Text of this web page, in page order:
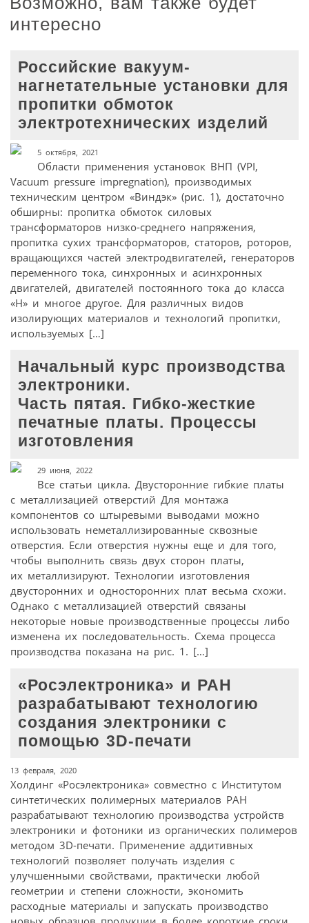
интересно
Российские вакуум-
нагнетательные установки для
пропитки обмоток
электротехнических изделий
5 октября, 2021
Области применения установок ВНП (VPI,
Vacuum pressure impregnation), производимых
техническим центром «Виндэк» (рис. 1), достаточно
обширны: пропитка обмоток силовых
трансформаторов низко-среднего напряжения,
пропитка сухих трансформаторов, статоров, роторов,
вращающихся частей электродвигателей, генераторов
переменного тока, синхронных и асинхронных
двигателей, двигателей постоянного тока до класса
«H» и многое другое. Для различных видов
изолирующих материалов и технологий пропитки,
используемых […]
Начальный курс производства
электроники.
Часть пятая. Гибко-жесткие
печатные платы. Процессы
изготовления
29 июня, 2022
Все статьи цикла. Двусторонние гибкие платы
с металлизацией отверстий Для монтажа
компонентов со штыревыми выводами можно
использовать неметаллизированные сквозные
отверстия. Если отверстия нужны еще и для того,
чтобы выполнить связь двух сторон платы,
их металлизируют. Технологии изготовления
двусторонних и односторонних плат весьма схожи.
Однако с металлизацией отверстий связаны
некоторые новые производственные процессы либо
изменена их последовательность. Схема процесса
производства показана на рис. 1. […]
«Росэлектроника» и РАН
разрабатывают технологию
создания электроники с
помощью 3D-печати
13 февраля, 2020
Холдинг «Росэлектроника» совместно с Институтом
синтетических полимерных материалов РАН
разрабатывают технологию производства устройств
электроники и фотоники из органических полимеров
методом 3D-печати. Применение аддитивных
технологий позволяет получать изделия с
улучшенными свойствами, практически любой
геометрии и степени сложности, экономить
расходные материалы и запускать производство